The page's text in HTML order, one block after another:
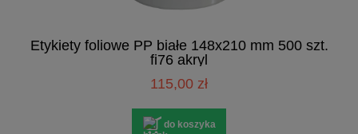
Etykiety foliowe PP białe 148x210 mm 500 szt.
fi76 akryl
115,00 zł
do koszyka